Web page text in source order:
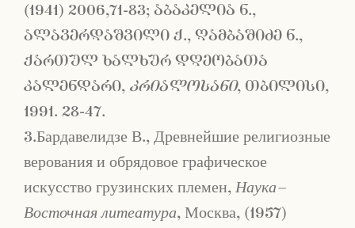
(1941) 2006,71-83; აბაკელია ნ.,
ალავერდაშვილი ქ., ღამბაშიძე ნ.,
ქართულ ხალხურ დღეობათა
კალენდარი, კრიალოსანი, თბილისი,
1991. 28-47.
3.Бардавелидзе В., Древнейшие религиозные
верования и обрядовое графическое
искусство грузинских племен, Наука–
Восточная литеатура, Москва, (1957)